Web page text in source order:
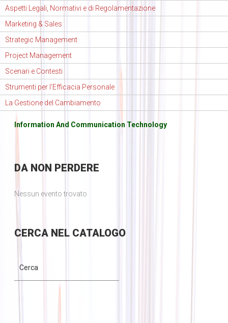
Aspetti Legali, Normativi e di Regolamentazione
Marketing & Sales
Strategic Management
Project Management
Scenari e Contesti
Strumenti per l'Efficacia Personale
La Gestione del Cambiamento
Information And Communication Technology
DANON PERDERE
Nessun evento trovato
CERCANEL CATALOGO